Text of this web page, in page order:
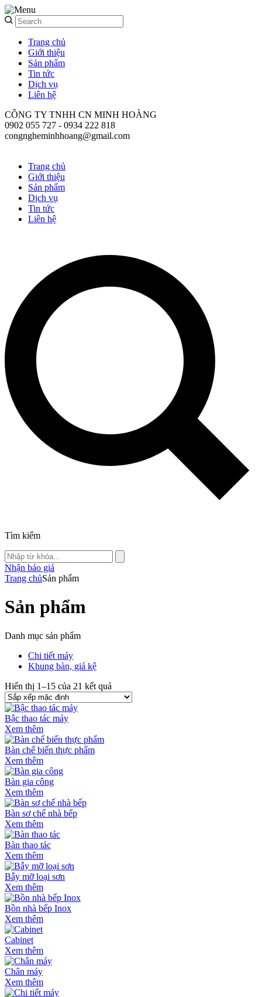
Trang chủ
Giới thiệu
Sản phẩm
Tin tức
Dịch vụ
Liên hệ
CÔNG TY TNHH CN MINH HOÀNG
0902 055 727 - 0934 222 818
congngheminhhoang@gmail.com
Trang chủ
Giới thiệu
Sản phẩm
Dịch vụ
Tin tức
Liên hệ
Tìm kiếm
Nhận báo giá
Trang chủSản phẩm
Sản phẩm
Danh mục sản phẩm
Chi tiết máy
Khung bàn, giá kệ
Hiển thị 1–15 của 21 kết quả
Bậc thao tác máy
Xem thêm
Bàn chế biến thực phẩm
Xem thêm
Bàn gia công
Xem thêm
Bàn sơ chế nhà bếp
Xem thêm
Bàn thao tác
Xem thêm
Bẫy mỡ loại sơn
Xem thêm
Bồn nhà bếp Inox
Xem thêm
Cabinet
Xem thêm
Chân máy
Xem thêm